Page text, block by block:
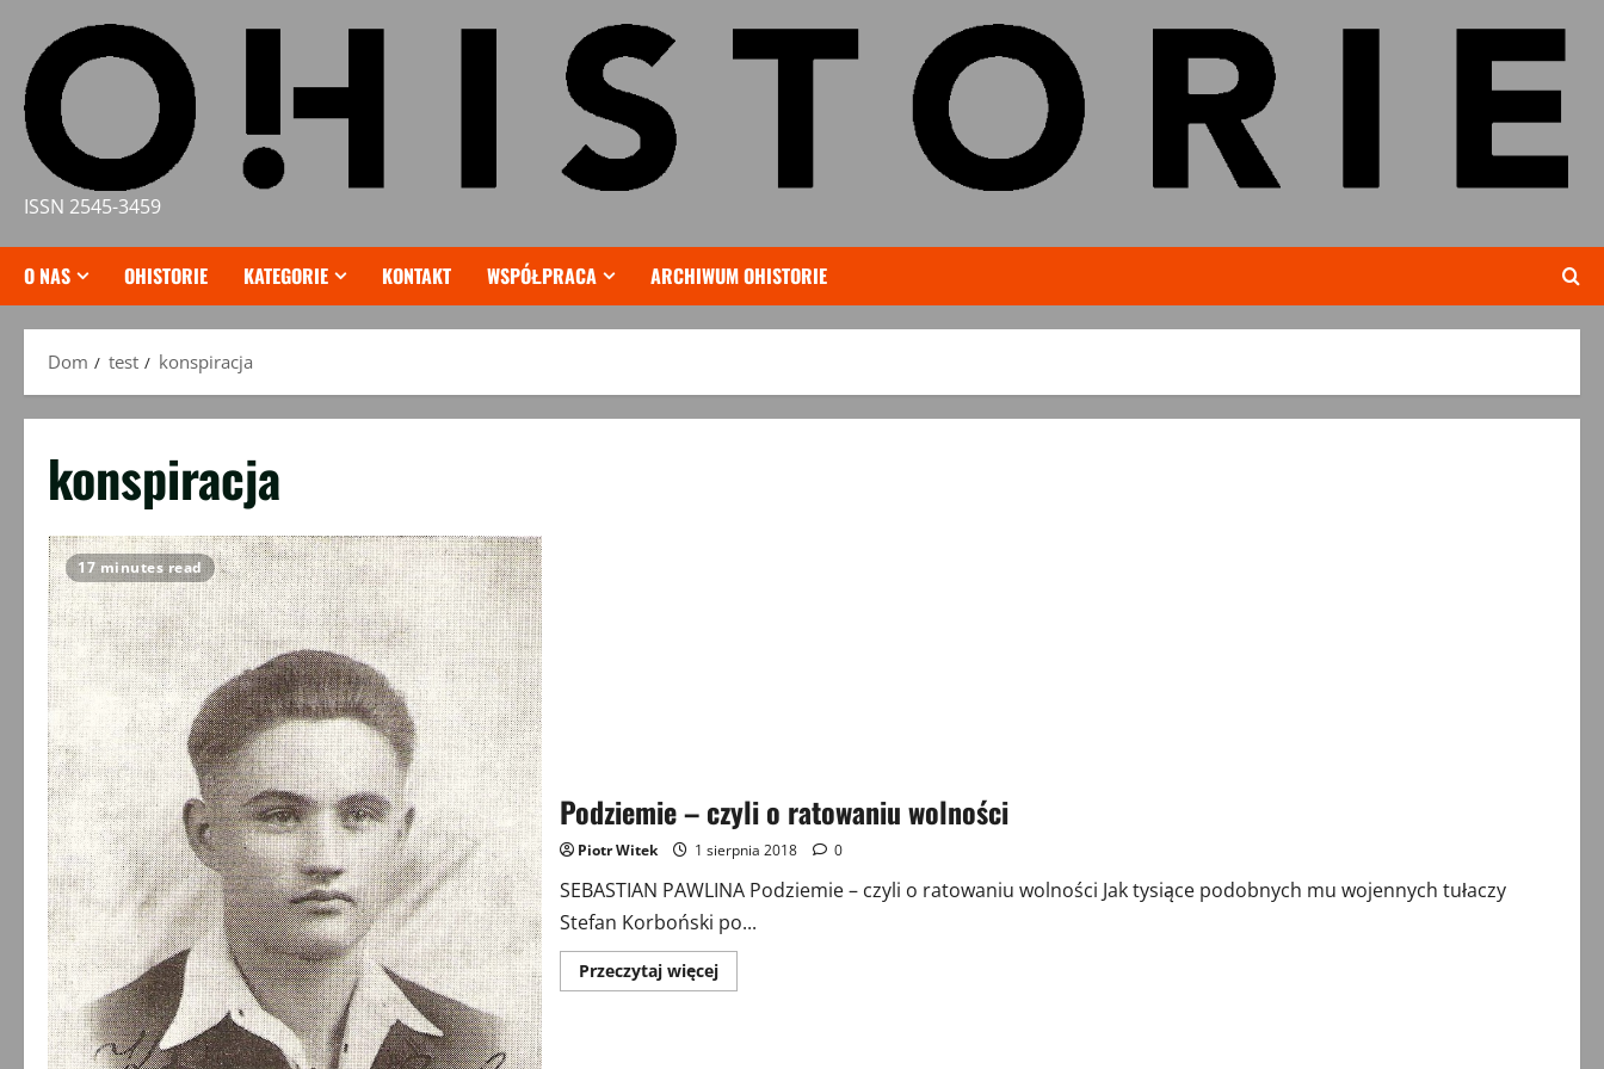
treści
ISSN 2545-3459
O NAS OHISTORIE KATEGORIE KONTAKT WSPÓŁPRACA ARCHIWUM OHISTORIE
Dom test konspiracja
konspiracja
17 minutes read
Podziemie – czyli o ratowaniu wolności
Piotr Witek 1 sierpnia 2018 0
SEBASTIAN PAWLINA Podziemie – czyli o ratowaniu wolności Jak tysiące podobnych mu wojennych tułaczy
Stefan Korboński po...
Przeczytaj więcejPrzeczytaj
więcej